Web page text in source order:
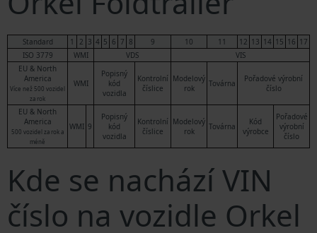
Standard 1 2 3 4 5 6 7 8 9 10 11 12 13 14 15 16 17
ISO 3779
WMI VDS
VIS
EU & North
America
Více než 500 vozidel
za rok
WMI
Popisný
kód
vozidla
Kontrolní
číslice
Modelový
rok
Továrna
Pořadové výrobní
číslo
EU & North
America
500 vozidel za rok a
méně
WMI 9
Popisný
kód
vozidla
Kontrolní
číslice
Modelový
rok
Továrna
Kód
výrobce
Pořadové
výrobní
číslo
Kde se nachází VIN
číslo na vozidle Orkel